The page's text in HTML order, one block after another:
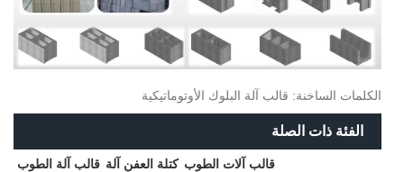
الكلمات الساخنة: قالب آلة البلوك الأوتوماتيكية
الفئة ذات الصلة
قالب آلة الطوب كتلة العفن آلة قالب آلات الطوب